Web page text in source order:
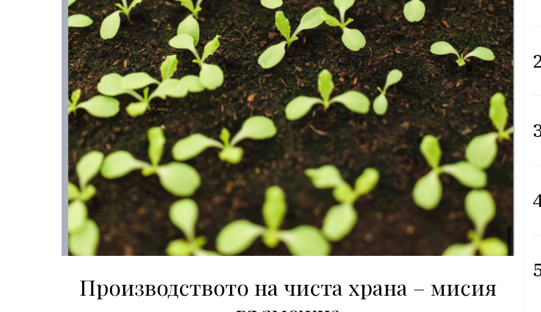
Производството на чиста храна – мисия